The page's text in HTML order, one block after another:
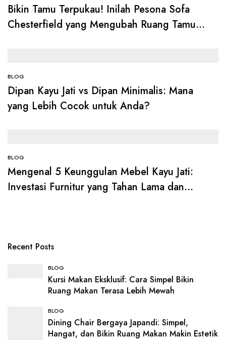
Bikin Tamu Terpukau! Inilah Pesona Sofa
Chesterfield yang Mengubah Ruang Tamu
BLOG
Dipan Kayu Jati vs Dipan Minimalis: Mana
yang Lebih Cocok untuk Anda?
BLOG
Mengenal 5 Keunggulan Mebel Kayu Jati:
Investasi Furnitur yang Tahan Lama dan
Recent Posts
BLOG
Kursi Makan Eksklusif: Cara Simpel Bikin
Ruang Makan Terasa Lebih Mewah
BLOG
Dining Chair Bergaya Japandi: Simpel,
Hangat, dan Bikin Ruang Makan Makin Estetik